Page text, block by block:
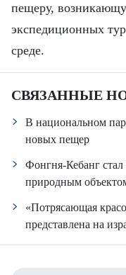
пещеру,
экспедиционных
среде.
СВЯЗАННЫЕ
В национальном
новых пещер
Фонгня-Кебанг
природным
«Потрясающая
представлена на